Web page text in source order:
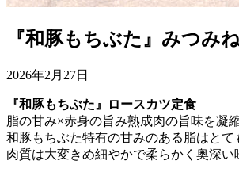
『和豚もちぶた』みつみ
2026年2月27日
『和豚もちぶた』ロースカツ定食
脂の甘み×赤身の旨み熟成肉の旨味を凝
和豚もちぶた特有の甘みのある脂はとて
肉質は大変きめ細やかで柔らかく奥深い